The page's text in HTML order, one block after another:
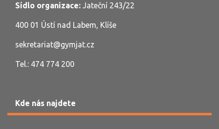
Sídlo organizace: Jateční 243/22
400 01 Ústí nad Labem, Klíše
sekretariat@gymjat.cz
Tel.: 474 774 200
Kde nás najdete